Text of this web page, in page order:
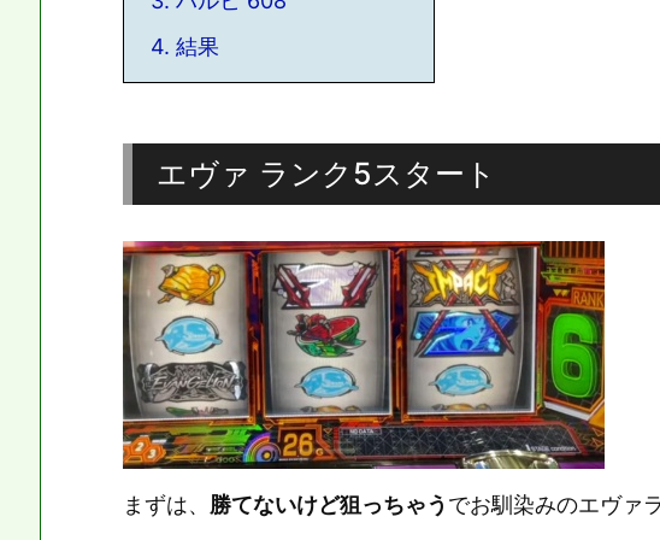
4. 結果
エヴァ ランク5スタート
まずは、 勝てないけど狙っちゃう でお馴染みのエヴァ